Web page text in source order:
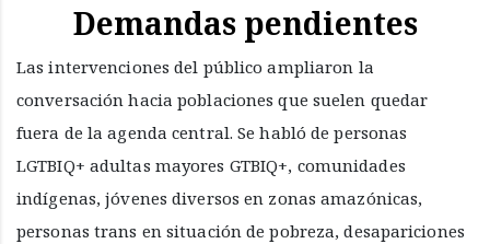
Demandas pendientes
Las intervenciones del público ampliaron la
conversación hacia poblaciones que suelen quedar
fuera de la agenda central. Se habló de personas
LGTBIQ+ adultas mayores GTBIQ+, comunidades
indígenas, jóvenes diversos en zonas amazónicas,
personas trans en situación de pobreza, desapariciones